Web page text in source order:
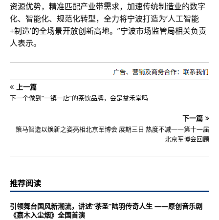
资源优势，精准匹配产业带需求，加速传统制造业的数字
化、智能化、规范化转型，全力将宁波打造为‘人工智能
+制造’的全场景开放创新高地。”宁波市场监管局相关负责
人表示。
上一篇
下一个做到“一镇一店”的茶饮品牌，会是益禾堂吗
下一篇
策马智造以焕新之姿亮相北京军博会 展期三日 热度不减——第十一届
北京军博会回顾
推荐阅读
引领舞台国风新潮流，讲述“茶圣”陆羽传奇人生 ——原创音乐剧
《嘉木入尘烟》全国首演